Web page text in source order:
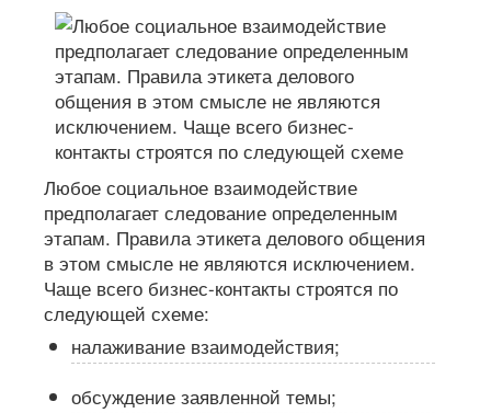
Любое социальное взаимодействие
предполагает следование определенным
этапам. Правила этикета делового общения
в этом смысле не являются исключением.
Чаще всего бизнес-контакты строятся по
следующей схеме:
налаживание взаимодействия;
обсуждение заявленной темы;